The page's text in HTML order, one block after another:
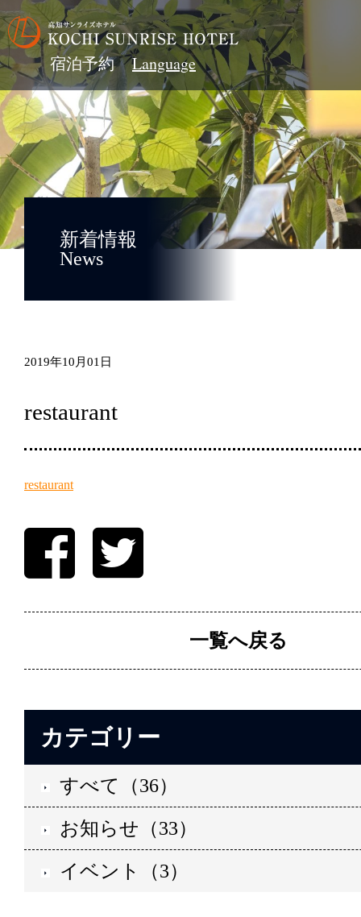
宿泊予約
新着情報
News
2019年10月01日
restaurant
restaurant
一覧へ戻る
カテゴリー
すべて（36）
お知らせ（33）
イベント（3）